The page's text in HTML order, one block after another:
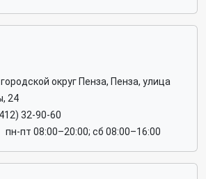
округ Пенза, Пенза, улица
24
32-90-60
пн-пт 08:00–20:00; сб 08:00–16:00